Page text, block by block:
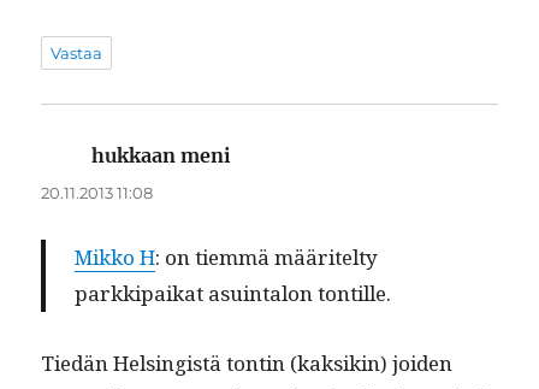
Vastaa
hukkaan meni
20.11.2013 11:08
Mikko H: on tiem­mä määritel­ty
parkkipaikat asuin­talon tontille.
Tiedän Helsingistä ton­tin (kak­sikin) joiden